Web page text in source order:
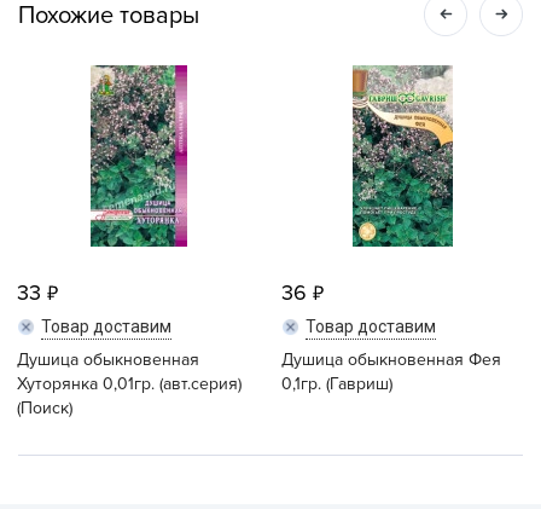
Похожие товары
33
Товар доставим
Душица обыкновенная
Хуторянка 0,01гр. (авт.серия)
(Поиск)
36
Товар доставим
Душица обыкновенная Фея
0,1гр. (Гавриш)